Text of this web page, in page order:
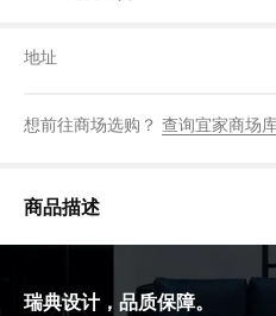
地址
想前往商场选购？ 查询宜家商场
商品描述
瑞典设计，品质保障。